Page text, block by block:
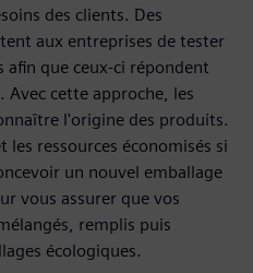
des clients. Des
aux entreprises de tester
afin que ceux-ci répondent
cette approche, les
l'origine des produits.
ressources économisés si
un nouvel emballage
vous assurer que vos
remplis puis
écologiques.